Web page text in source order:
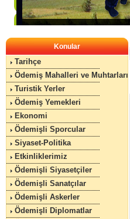
Konular
Tarihçe
Ödemiş Mahalleri ve Muhtarları
Turistik Yerler
Ödemiş Yemekleri
Ekonomi
Ödemişli Sporcular
Siyaset-Politika
Etkinliklerimiz
Ödemişli Siyasetçiler
Ödemişli Sanatçılar
Ödemişli Askerler
Ödemişli Diplomatlar